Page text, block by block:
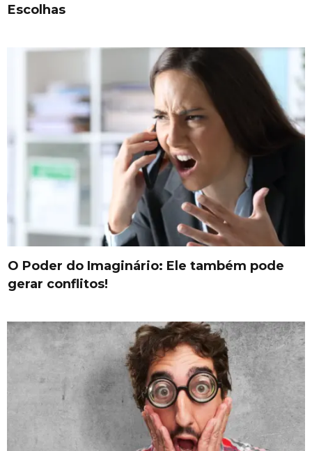
Escolhas
O Poder do Imaginário: Ele também pode
gerar conflitos!